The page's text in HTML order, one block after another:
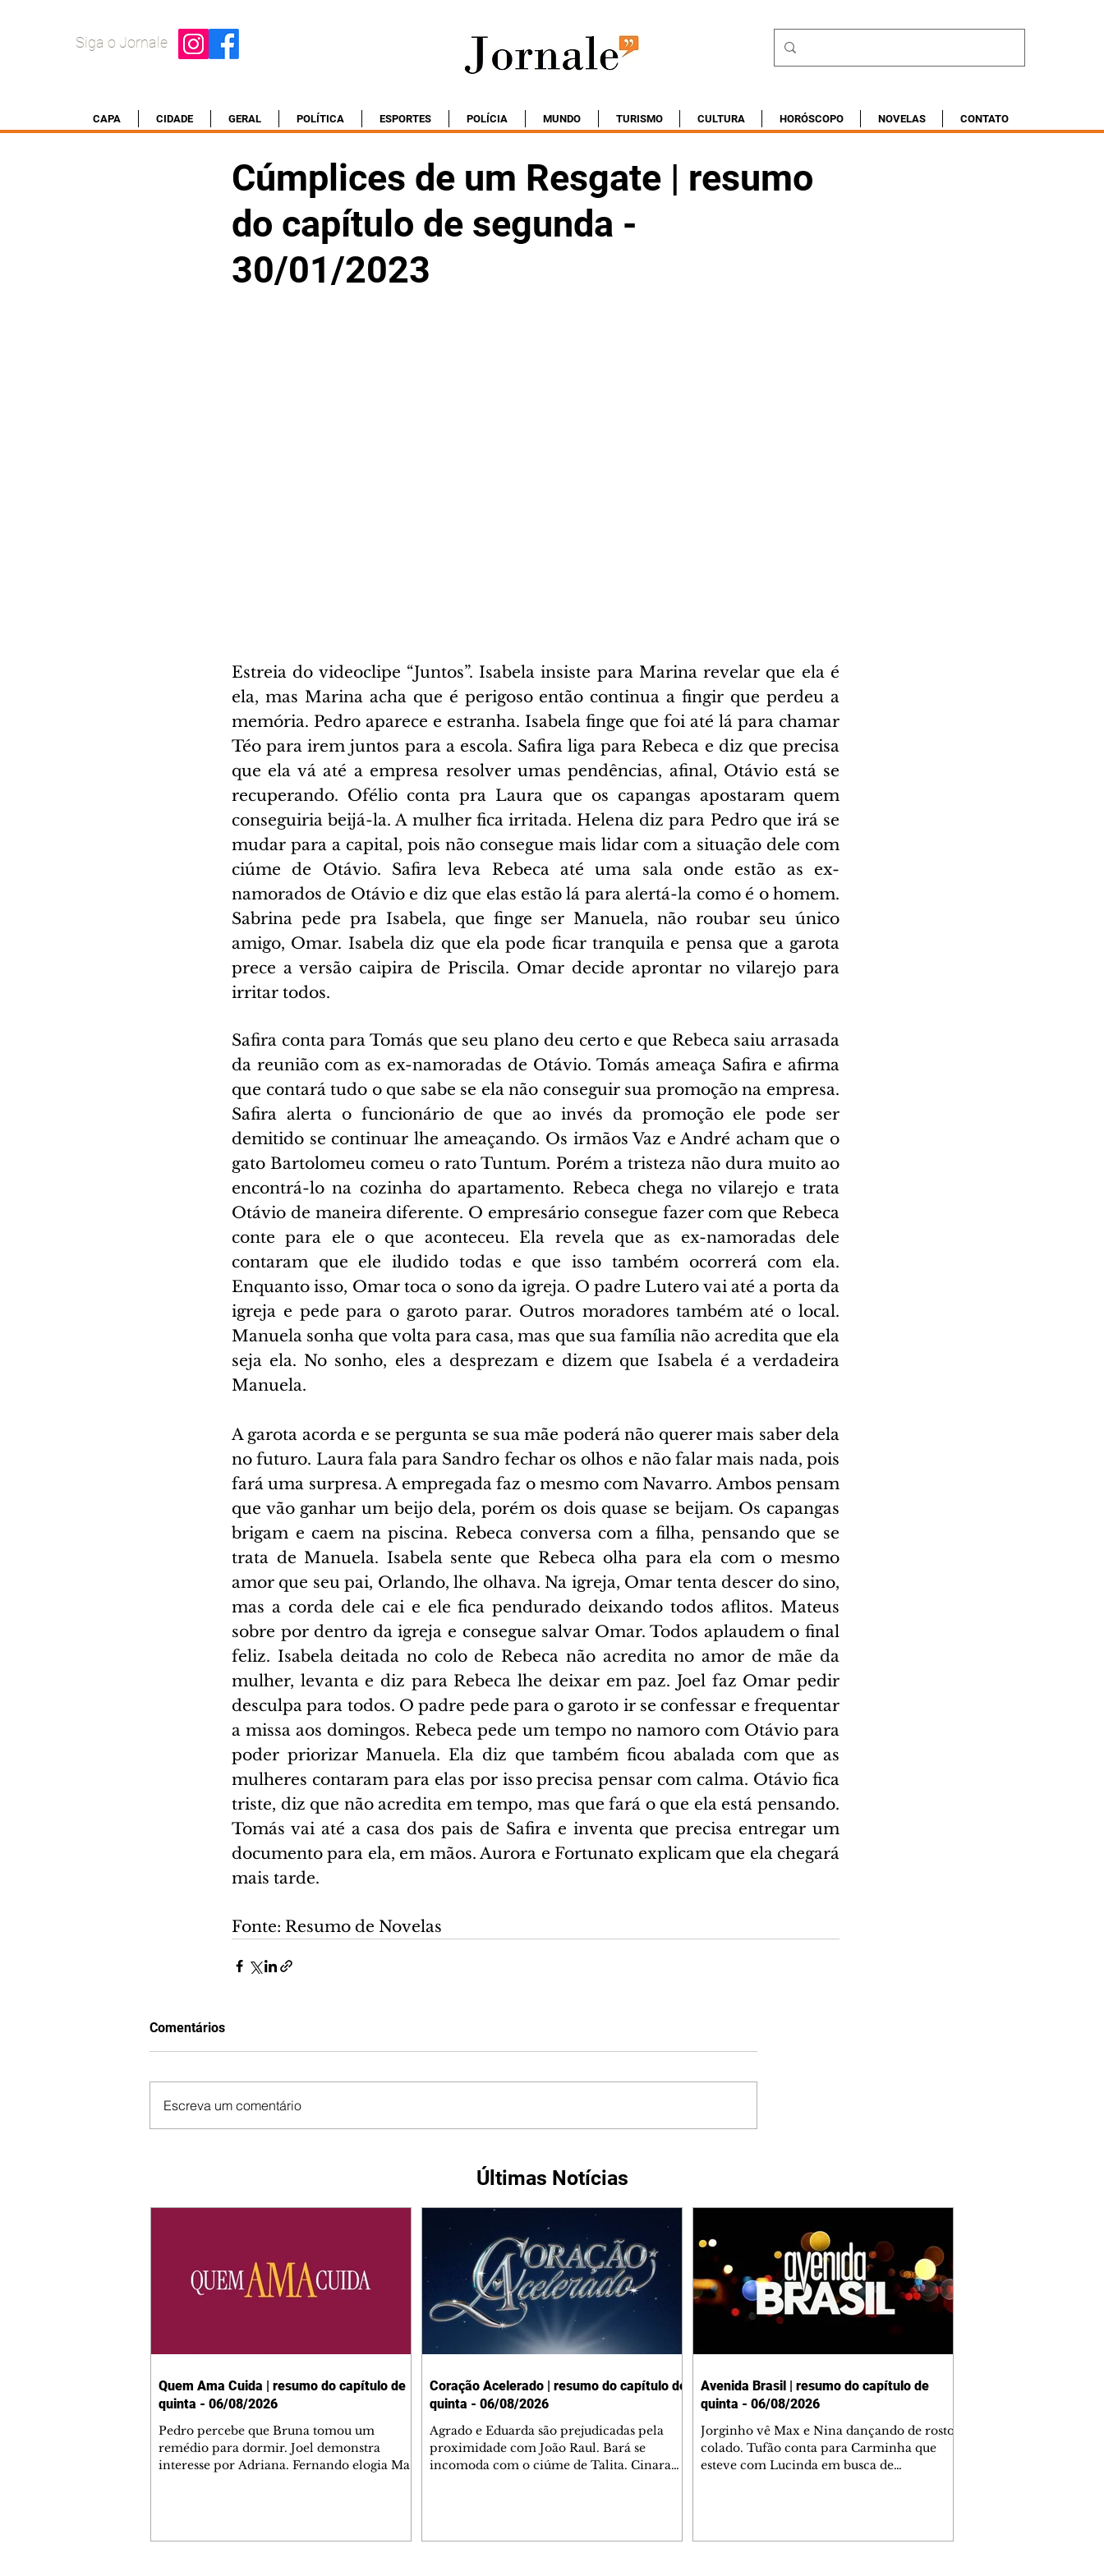
Siga o Jornale
CAPA CIDADE GERAL POLÍTICA ESPORTES POLÍCIA MUNDO TURISMO CULTURA HORÓSCOPO NOVELAS CONTATO
Cúmplices de um Resgate | resumo
do capítulo de segunda -
30/01/2023
Estreia do videoclipe “Juntos”. Isabela insiste para Marina revelar que ela é
ela, mas Marina acha que é perigoso então continua a fingir que perdeu a
memória. Pedro aparece e estranha. Isabela finge que foi até lá para chamar
Téo para irem juntos para a escola. Safira liga para Rebeca e diz que precisa
que ela vá até a empresa resolver umas pendências, afinal, Otávio está se
recuperando. Ofélio conta pra Laura que os capangas apostaram quem
conseguiria beijá-la. A mulher fica irritada. Helena diz para Pedro que irá se
mudar para a capital, pois não consegue mais lidar com a situação dele com
ciúme de Otávio. Safira leva Rebeca até uma sala onde estão as ex-
namorados de Otávio e diz que elas estão lá para alertá-la como é o homem.
Sabrina pede pra Isabela, que finge ser Manuela, não roubar seu único
amigo, Omar. Isabela diz que ela pode ficar tranquila e pensa que a garota
prece a versão caipira de Priscila. Omar decide aprontar no vilarejo para
irritar todos.
Safira conta para Tomás que seu plano deu certo e que Rebeca saiu arrasada
da reunião com as ex-namoradas de Otávio. Tomás ameaça Safira e afirma
que contará tudo o que sabe se ela não conseguir sua promoção na empresa.
Safira alerta o funcionário de que ao invés da promoção ele pode ser
demitido se continuar lhe ameaçando. Os irmãos Vaz e André acham que o
gato Bartolomeu comeu o rato Tuntum. Porém a tristeza não dura muito ao
encontrá-lo na cozinha do apartamento. Rebeca chega no vilarejo e trata
Otávio de maneira diferente. O empresário consegue fazer com que Rebeca
conte para ele o que aconteceu. Ela revela que as ex-namoradas dele
contaram que ele iludido todas e que isso também ocorrerá com ela.
Enquanto isso, Omar toca o sono da igreja. O padre Lutero vai até a porta da
igreja e pede para o garoto parar. Outros moradores também até o local.
Manuela sonha que volta para casa, mas que sua família não acredita que ela
seja ela. No sonho, eles a desprezam e dizem que Isabela é a verdadeira
Manuela.
A garota acorda e se pergunta se sua mãe poderá não querer mais saber dela
no futuro. Laura fala para Sandro fechar os olhos e não falar mais nada, pois
fará uma surpresa. A empregada faz o mesmo com Navarro. Ambos pensam
que vão ganhar um beijo dela, porém os dois quase se beijam. Os capangas
brigam e caem na piscina. Rebeca conversa com a filha, pensando que se
trata de Manuela. Isabela sente que Rebeca olha para ela com o mesmo
amor que seu pai, Orlando, lhe olhava. Na igreja, Omar tenta descer do sino,
mas a corda dele cai e ele fica pendurado deixando todos aflitos. Mateus
sobre por dentro da igreja e consegue salvar Omar. Todos aplaudem o final
feliz. Isabela deitada no colo de Rebeca não acredita no amor de mãe da
mulher, levanta e diz para Rebeca lhe deixar em paz. Joel faz Omar pedir
desculpa para todos. O padre pede para o garoto ir se confessar e frequentar
a missa aos domingos. Rebeca pede um tempo no namoro com Otávio para
poder priorizar Manuela. Ela diz que também ficou abalada com que as
mulheres contaram para elas por isso precisa pensar com calma. Otávio fica
triste, diz que não acredita em tempo, mas que fará o que ela está pensando.
Tomás vai até a casa dos pais de Safira e inventa que precisa entregar um
documento para ela, em mãos. Aurora e Fortunato explicam que ela chegará
mais tarde.
Fonte: Resumo de Novelas
Comentários
Escreva um comentário
Últimas Notícias
Quem Ama Cuida | resumo do capítulo de
quinta - 06/08/2026
Pedro percebe que Bruna tomou um
remédio para dormir. Joel demonstra
interesse por Adriana. Fernando elogia Mau
Coração Acelerado | resumo do capítulo de
quinta - 06/08/2026
Agrado e Eduarda são prejudicadas pela
proximidade com João Raul. Bará se
incomoda com o ciúme de Talita. Cinara
Avenida Brasil | resumo do capítulo de
quinta - 06/08/2026
Jorginho vê Max e Nina dançando de rosto
colado. Tufão conta para Carminha que
esteve com Lucinda em busca de